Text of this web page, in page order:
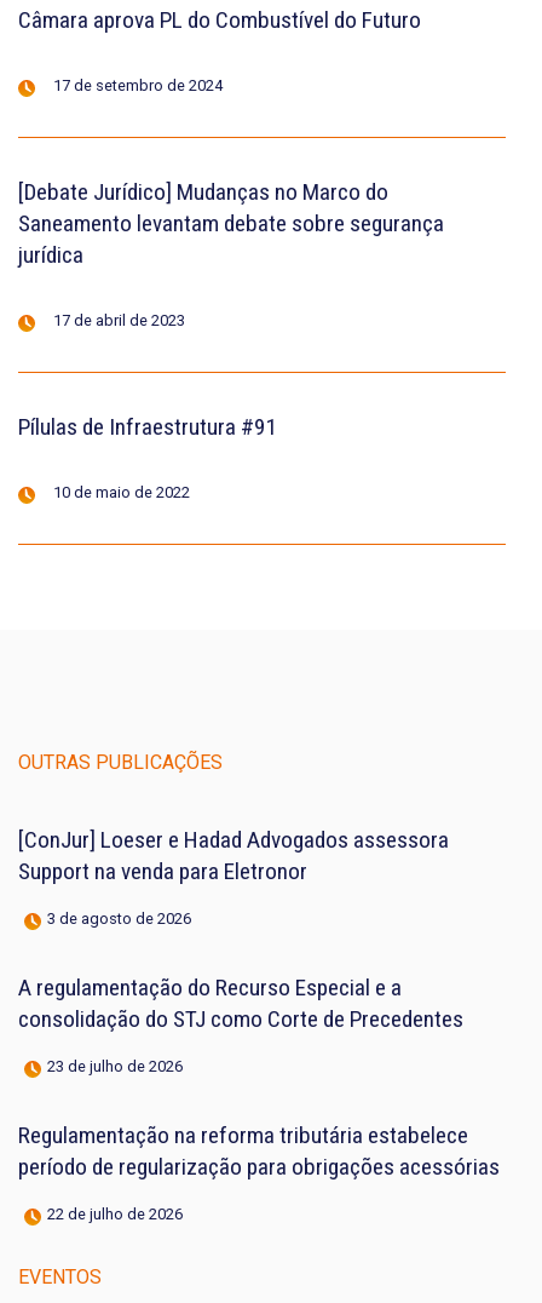
Câmara aprova PL do Combustível do Futuro
17 de setembro de 2024
[Debate Jurídico] Mudanças no Marco do
Saneamento levantam debate sobre segurança
jurídica
17 de abril de 2023
Pílulas de Infraestrutura #91
10 de maio de 2022
OUTRAS PUBLICAÇÕES
[ConJur] Loeser e Hadad Advogados assessora
Support na venda para Eletronor
3 de agosto de 2026
A regulamentação do Recurso Especial e a
consolidação do STJ como Corte de Precedentes
23 de julho de 2026
Regulamentação na reforma tributária estabelece
período de regularização para obrigações acessórias
22 de julho de 2026
EVENTOS